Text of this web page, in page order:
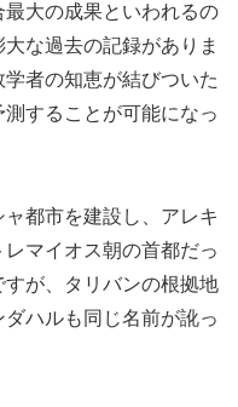
大の成果といわれるの
な過去の記録がありま
者の知恵が結びついた
することが可能になっ
都市を建設し、アレキ
マイオス朝の首都だっ
が、タリバンの根拠地
ハルも同じ名前が訛っ